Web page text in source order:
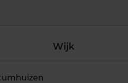
Wijk